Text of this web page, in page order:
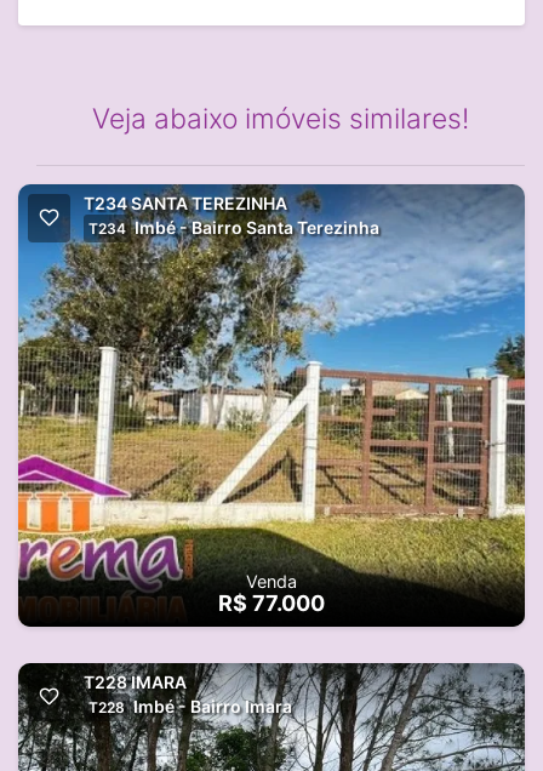
Veja abaixo imóveis similares!
T234 SANTA TEREZINHA
T234 Imbé - Bairro Santa Terezinha
Venda
R$ 77.000
T228 IMARA
T228 Imbé - Bairro Imara